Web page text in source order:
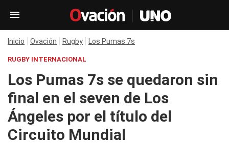
Inicio Ovación Rugby Los Pumas 7s
RUGBY INTERNACIONAL
Los Pumas 7s se quedaron sin
final en el seven de Los
Ángeles por el título del
Circuito Mundial